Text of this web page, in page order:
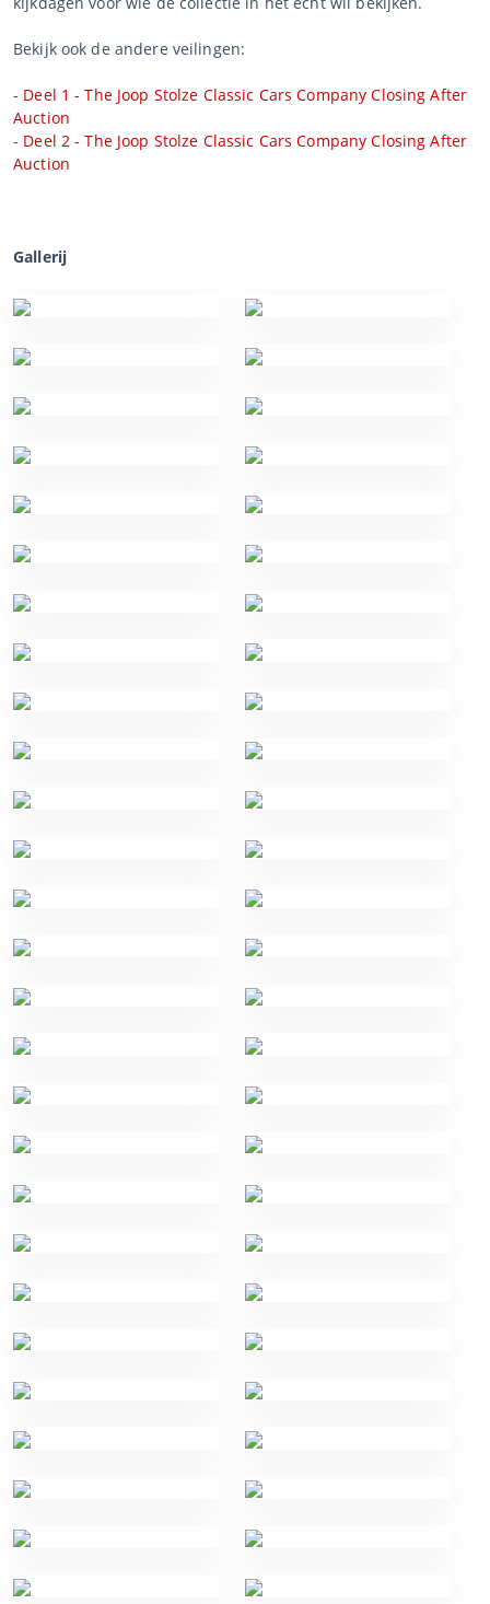
Bekijk ook de andere veilingen:
- Deel 1 - The Joop Stolze Classic Cars Company Closing After
Auction
- Deel 2 - The Joop Stolze Classic Cars Company Closing After
Auction
Gallerij